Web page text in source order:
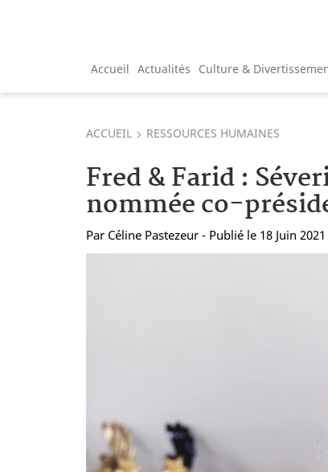
Accueil Actualités Culture &
ACCUEIL RESSOURCES HUMAINES
Fred & Farid :
nommée co-
Par Céline Pastezeur - Publié le 18 Juin